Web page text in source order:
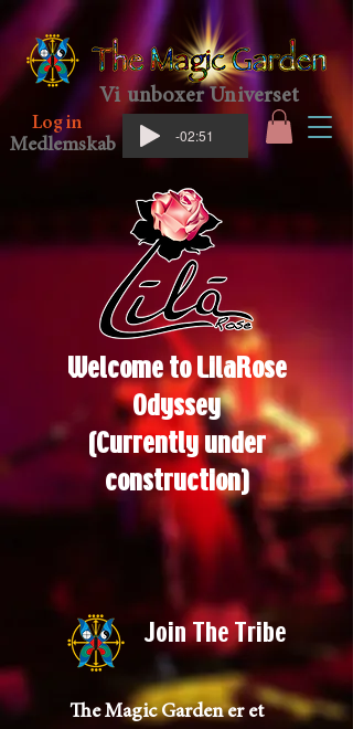
Vi unboxer Universet
Log in
Medlemskab
-02:51
Welcome toLilaRose
Odyssey
(Currently under
construction)
Join The Tribe
The Magic Garden er et